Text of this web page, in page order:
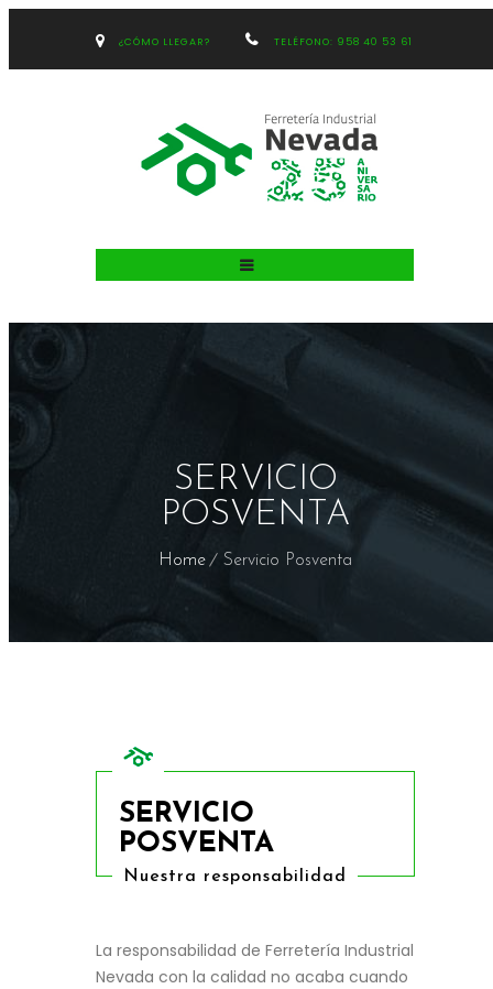
¿CÓMO LLEGAR? TELÉFONO: 958 40 53 61
SERVICIO
POSVENTA
Home Servicio Posventa
SERVICIO
POSVENTA
Nuestra responsabilidad
La responsabilidad de Ferretería Industrial
Nevada con la calidad no acaba cuando